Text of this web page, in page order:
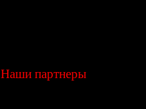
Наши партнеры